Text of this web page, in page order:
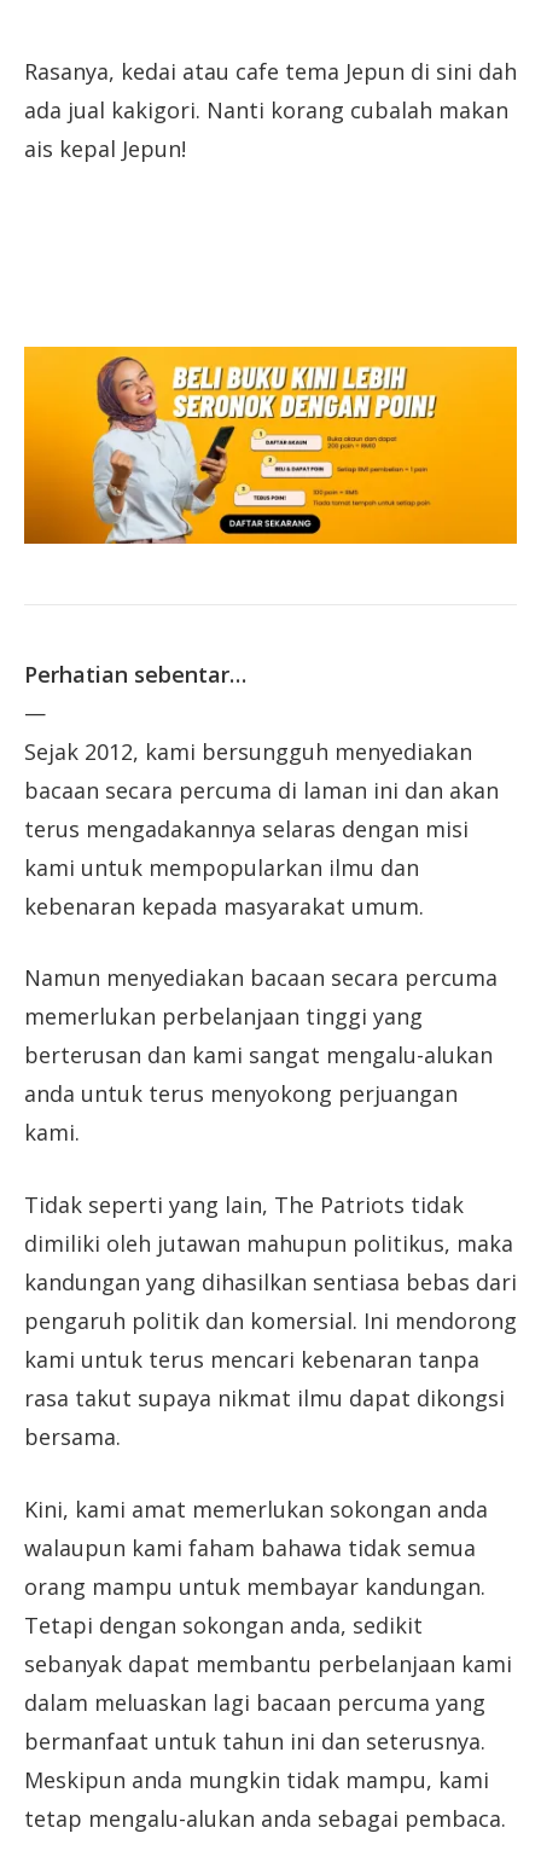
Rasanya, kedai atau cafe tema Jepun di sini dah
ada jual kakigori. Nanti korang cubalah makan
ais kepal Jepun!
Perhatian sebentar…
—
Sejak 2012, kami bersungguh menyediakan
bacaan secara percuma di laman ini dan akan
terus mengadakannya selaras dengan misi
kami untuk mempopularkan ilmu dan
kebenaran kepada masyarakat umum.
Namun menyediakan bacaan secara percuma
memerlukan perbelanjaan tinggi yang
berterusan dan kami sangat mengalu-alukan
anda untuk terus menyokong perjuangan
kami.
Tidak seperti yang lain, The Patriots tidak
dimiliki oleh jutawan mahupun politikus, maka
kandungan yang dihasilkan sentiasa bebas dari
pengaruh politik dan komersial. Ini mendorong
kami untuk terus mencari kebenaran tanpa
rasa takut supaya nikmat ilmu dapat dikongsi
bersama.
Kini, kami amat memerlukan sokongan anda
walaupun kami faham bahawa tidak semua
orang mampu untuk membayar kandungan.
Tetapi dengan sokongan anda, sedikit
sebanyak dapat membantu perbelanjaan kami
dalam meluaskan lagi bacaan percuma yang
bermanfaat untuk tahun ini dan seterusnya.
Meskipun anda mungkin tidak mampu, kami
tetap mengalu-alukan anda sebagai pembaca.